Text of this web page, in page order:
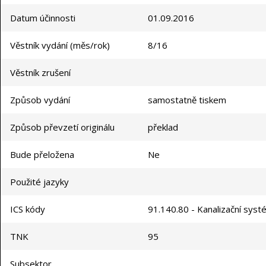
Datum účinnosti 01.09.2016
Věstník vydání (měs/rok) 8/16
Věstník zrušení
Způsob vydání samostatně tiskem
Způsob převzetí originálu překlad
Bude přeložena Ne
Použité jazyky
ICS kódy 91.140.80 - Kanalizační
TNK 95